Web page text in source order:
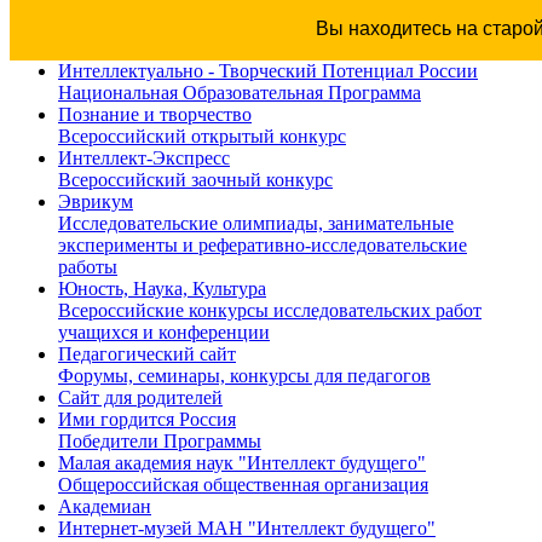
Вы находитесь на
Интеллектуально - Творческий Потенциал России
Национальная Образовательная Программа
Познание и творчество
Всероссийский открытый конкурс
Интеллект-Экспресс
Всероссийский заочный конкурс
Эврикум
Исследовательские олимпиады, занимательные
эксперименты и реферативно-исследовательские
работы
Юность, Наука, Культура
Всероссийские конкурсы исследовательских работ
учащихся и конференции
Педагогический сайт
Форумы, семинары, конкурсы для педагогов
Сайт для родителей
Ими гордится Россия
Победители Программы
Малая академия наук "Интеллект будущего"
Общероссийская общественная организация
Академиан
Интернет-музей МАН "Интеллект будущего"